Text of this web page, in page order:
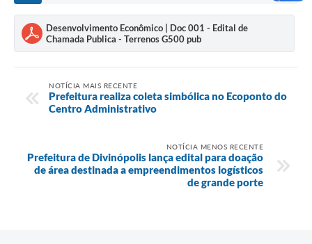
Desenvolvimento Econômico | Doc 001 - Edital de
Chamada Publica - Terrenos G500 pub
NOTÍCIA MAIS RECENTE
Prefeitura realiza coleta simbólica no Ecoponto do
Centro Administrativo
NOTÍCIA MENOS RECENTE
Prefeitura de Divinópolis lança edital para doação
de área destinada a empreendimentos logísticos
de grande porte